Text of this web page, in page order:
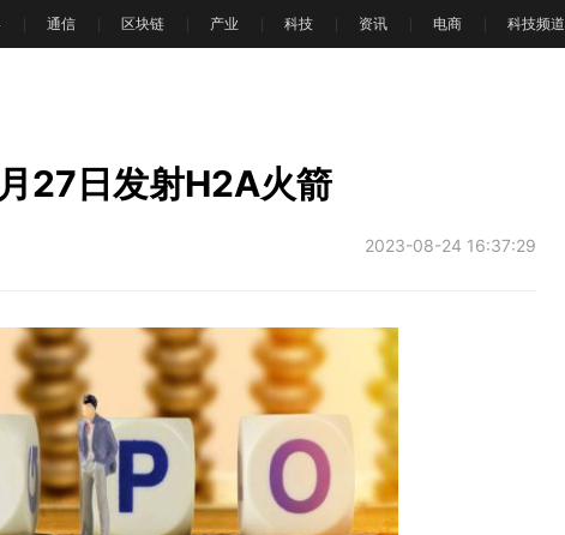
通信 区块链 产业 科技 资讯 电商 科技频道
27日发射H2A火箭
2023-08-24 16:37:29